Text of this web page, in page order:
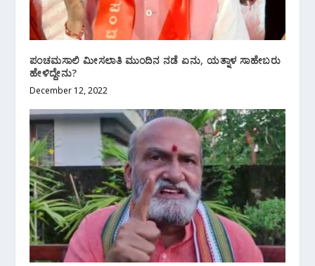
ಪಂಚಮಸಾಲಿ ಮೀಸಲಾತಿ ಮುಂದಿನ ನಡೆ ಏನು, ಯತ್ನಾಳ ಸಾಹೇಬರು
ಹೇಳಿದ್ದೇನು?
December 12, 2022